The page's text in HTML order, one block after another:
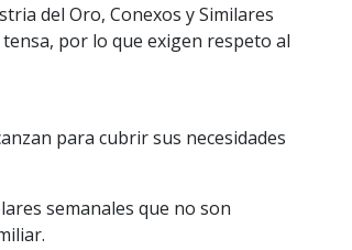
del Oro, Conexos y Similares
por lo que exigen respeto al
para cubrir sus necesidades
semanales que no son